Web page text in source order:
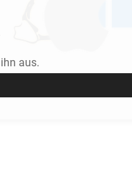
aus.